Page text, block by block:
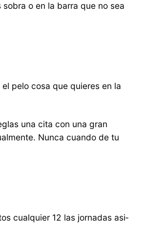
o en la barra que no sea
pelo cosa que quieres en la
una cita con una gran
Nunca cuando de tu
cualquier 12 las jornadas asi­